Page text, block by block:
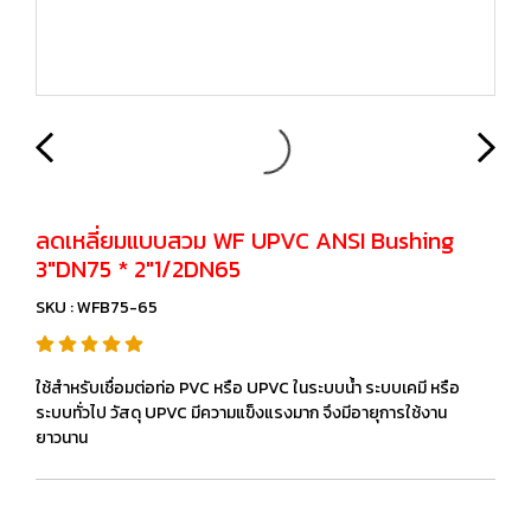
ลดเหลี่ยมแบบสวม WF UPVC ANSI Bushing
3"DN75 * 2"1/2DN65
SKU : WFB75-65
ใช้สำหรับเชื่อมต่อท่อ PVC หรือ UPVC ในระบบน้ำ ระบบเคมี หรือ
ระบบทั่วไป วัสดุ UPVC มีความแข็งแรงมาก จึงมีอายุการใช้งาน
ยาวนาน